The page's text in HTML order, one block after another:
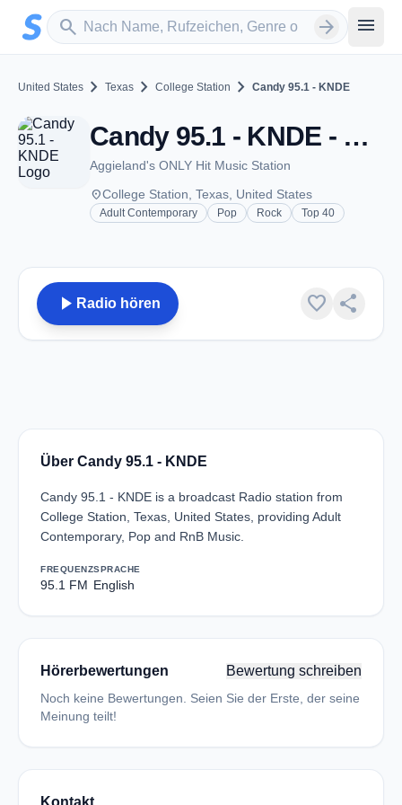
Zum Hauptinhalt springen
search
Sender suchen arrow_forward menu
United States chevron_right Texas chevron_right College Station chevron_right Candy 95.1 - KNDE
Candy 95.1 - KNDE - FM 95.1 - College Station, TX
Aggieland's ONLY Hit Music Station
placeCollege Station, Texas, United States
Adult Contemporary Pop Rock Top 40
play_arrow Radio hören favorite share
Über Candy 95.1 - KNDE
Candy 95.1 - KNDE is a broadcast Radio station from
College Station, Texas, United States, providing Adult
Contemporary, Pop and RnB Music.
FREQUENZ
95.1 FM
SPRACHE
English
Hörerbewertungen Bewertung schreiben
Noch keine Bewertungen. Seien Sie der Erste, der seine
Meinung teilt!
Kontakt